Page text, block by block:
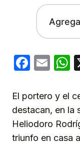
El portero y el
destacan, en la
Heliodoro
triunfo en casa